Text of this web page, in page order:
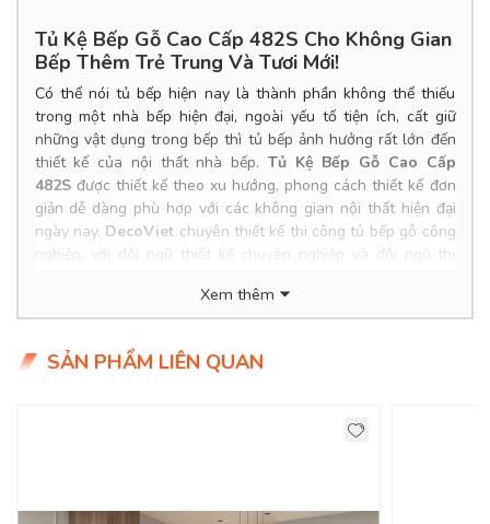
Tủ Kệ Bếp Gỗ Cao Cấp 482S Cho Không Gian
Bếp Thêm Trẻ Trung Và Tươi Mới!
Có thể nói tủ bếp hiện nay là thành phần không thể thiếu
trong một nhà bếp hiện đại, ngoài yếu tố tiện ích, cất giữ
những vật dụng trong bếp thì tủ bếp ảnh hưởng rất lớn đến
thiết kế của nội thất nhà bếp. Tủ Kệ Bếp Gỗ Cao Cấp
482Sđược thiết kế theo xu hướng, phong cách thiết kế đơn
giản dễ dàng phù hợp với các không gian nội thất hiện đại
ngày nay. DecoViet chuyên thiết kế thi công tủ bếp gỗ công
nghiệp, với đội ngũ thiết kế chuyên nghiệp và đội ngũ thi
Product Info
Kích thước: Đặt đóng theo yêu cầu.
Chất liệu: MDF lõi xanh chống ẩm, phủ Verneer xoan
Xem thêm
SẢN PHẨM LIÊN QUAN